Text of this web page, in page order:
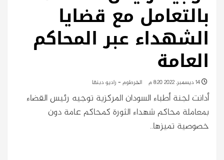
بالتعامل مع قضايا
الشهداء عبر المحاكم
العامة
الخرطوم - راديو دبنقا
أدانت لجنة أطباء السودان المركزية توجيه رئيس القضاء
بمعاملة محاكم شهداء الثورة كمحاكم عامة دون
خصوصية تميزها..